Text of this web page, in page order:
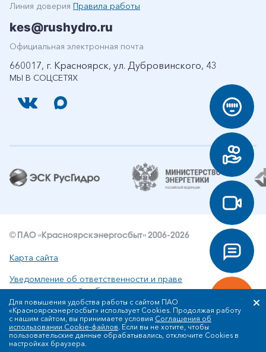
МЫ В СОЦСЕТЯХ
Линия доверия Правила работы
kes@rushydro.ru
Официальная электронная почта
660017, г. Красноярск, ул. Дубровинского, 43
© ПАО «Красноярскэнергосбыт» 2006-2026
Карта сайта
Уведомление об ответственности и праве
интеллектуальной собственности
Политика ПАО «Красноярскэнергосбыт» в отношении
обработки персональных данных
Для повышения удобства работы с сайтом ПАО
«Красноярскэнергосбыт» использует Cookies. Продолжая работу
с нашим сайтом, вы принимаете условия Соглашения об
использовании Cookie-файлов. Если вы не хотите, чтобы
пользовательские данные обрабатывались, отключите Cookies в
настройках браузера.